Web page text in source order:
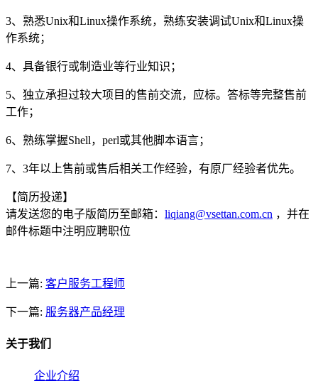
3、熟悉Unix和Linux操作系统，熟练安装调试Unix和Linux操
作系统；
4、具备银行或制造业等行业知识；
5、独立承担过较大项目的售前交流，应标。答标等完整售前
工作；
6、熟练掌握Shell，perl或其他脚本语言；
7、3年以上售前或售后相关工作经验，有原厂经验者优先。
【简历投递】
请发送您的电子版简历至邮箱： liqiang@vsettan.com.cn ，并在
邮件标题中注明应聘职位
上一篇: 客户服务工程师
下一篇: 服务器产品经理
关于我们
企业介绍